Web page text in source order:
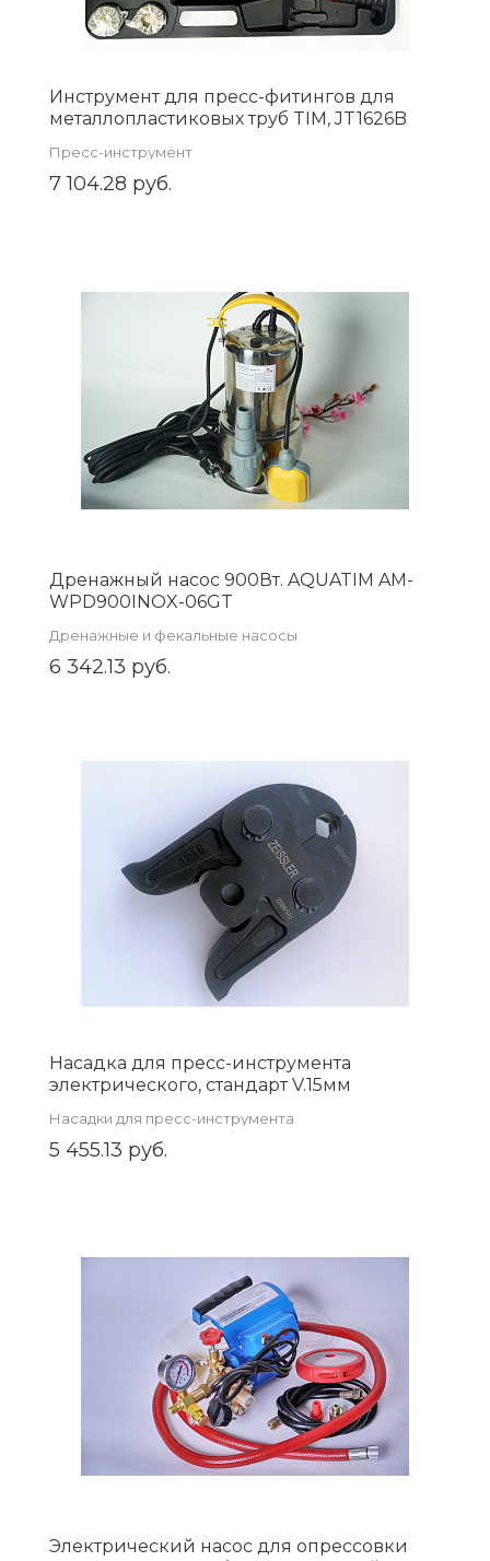
Инструмент для пресс-фитингов для
металлопластиковых труб TIM, JT1626B
Пресс-инструмент
7 104.28 руб.
Дренажный насос 900Вт. AQUATIM AM-
WPD900INOX-06GT
Дренажные и фекальные насосы
6 342.13 руб.
Насадка для пресс-инструмента
электрического, стандарт V.15мм
Насадки для пресс-инструмента
5 455.13 руб.
Электрический насос для опрессовки